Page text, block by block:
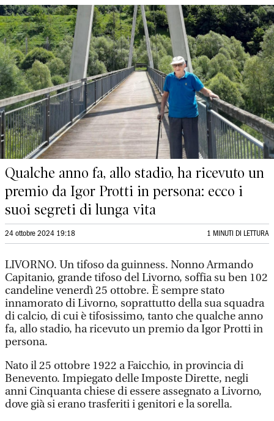
Qualche anno fa, allo stadio, ha ricevuto un
premio da Igor Protti in persona: ecco i
suoi segreti di lunga vita
24 ottobre 2024 19:18 1 MINUTI DI LETTURA
LIVORNO. Un tifoso da guinness. Nonno Armando
Capitanio, grande tifoso del Livorno, soffia su ben 102
candeline venerdì 25 ottobre. È sempre stato
innamorato di Livorno, soprattutto della sua squadra
di calcio, di cui è tifosissimo, tanto che qualche anno
fa, allo stadio, ha ricevuto un premio da Igor Protti in
persona.
Nato il 25 ottobre 1922 a Faicchio, in provincia di
Benevento. Impiegato delle Imposte Dirette, negli
anni Cinquanta chiese di essere assegnato a Livorno,
dove già si erano trasferiti i genitori e la sorella.